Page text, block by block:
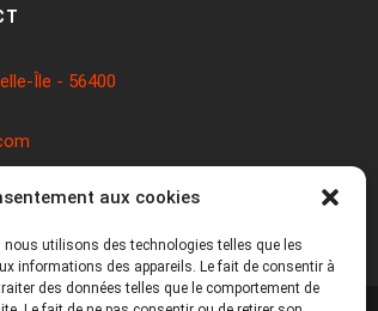
aux cookies
nous utilisons des technologies telles que les
informations des appareils. Le fait de consentir à
des données telles que le comportement de
Île - 56400